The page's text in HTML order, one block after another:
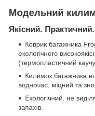
Модельний
Якісний.
Коврик багажника
екологічного
(термопластичний
Килимок багажника
водночас, міцний та
Екологічний, не
запахів.